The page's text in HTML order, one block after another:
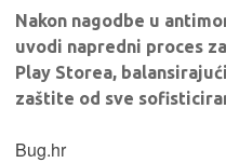
Nakon nagodbe u
uvodi napredni proces
Play Storea,
zaštite od sve
Bug.hr